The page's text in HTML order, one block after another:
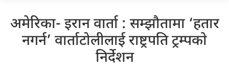
अमेरिका- इरान वार्ता : सम्झौतामा ‘हतार
नगर्न’ वार्ताटोलीलाई राष्ट्रपति ट्रम्पकाे
निर्देशन